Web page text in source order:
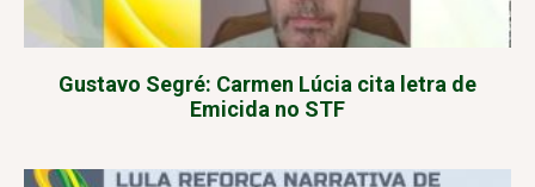
Gustavo Segré: Carmen Lúcia cita letra de
Emicida no STF